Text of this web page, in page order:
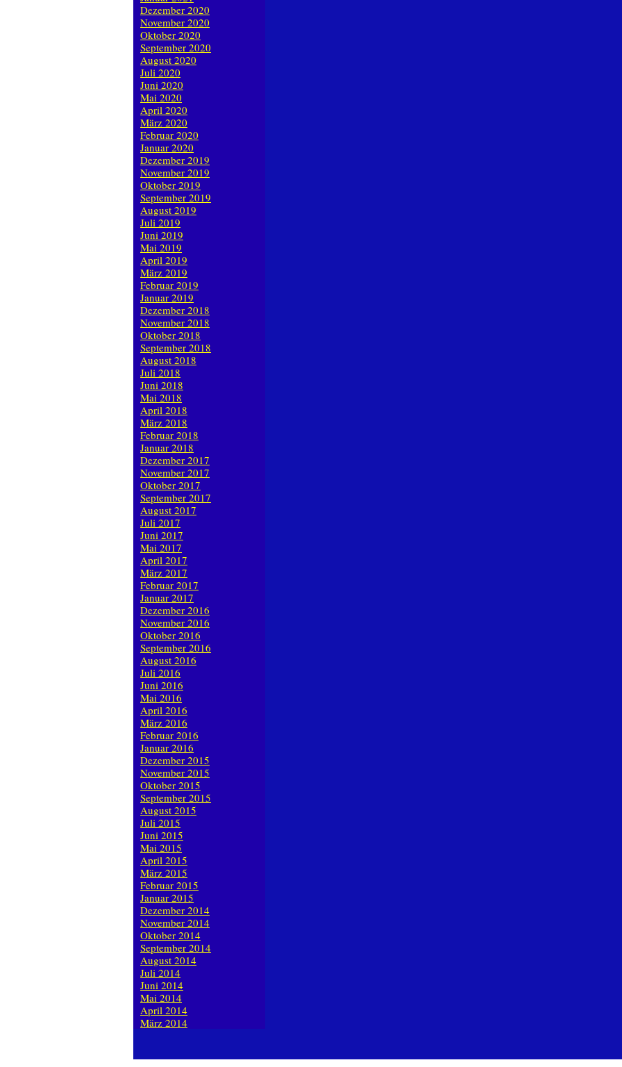
Dezember 2020
November 2020
Oktober 2020
September 2020
August 2020
Juli 2020
Juni 2020
Mai 2020
April 2020
März 2020
Februar 2020
Januar 2020
Dezember 2019
November 2019
Oktober 2019
September 2019
August 2019
Juli 2019
Juni 2019
Mai 2019
April 2019
März 2019
Februar 2019
Januar 2019
Dezember 2018
November 2018
Oktober 2018
September 2018
August 2018
Juli 2018
Juni 2018
Mai 2018
April 2018
März 2018
Februar 2018
Januar 2018
Dezember 2017
November 2017
Oktober 2017
September 2017
August 2017
Juli 2017
Juni 2017
Mai 2017
April 2017
März 2017
Februar 2017
Januar 2017
Dezember 2016
November 2016
Oktober 2016
September 2016
August 2016
Juli 2016
Juni 2016
Mai 2016
April 2016
März 2016
Februar 2016
Januar 2016
Dezember 2015
November 2015
Oktober 2015
September 2015
August 2015
Juli 2015
Juni 2015
Mai 2015
April 2015
März 2015
Februar 2015
Januar 2015
Dezember 2014
November 2014
Oktober 2014
September 2014
August 2014
Juli 2014
Juni 2014
Mai 2014
April 2014
März 2014